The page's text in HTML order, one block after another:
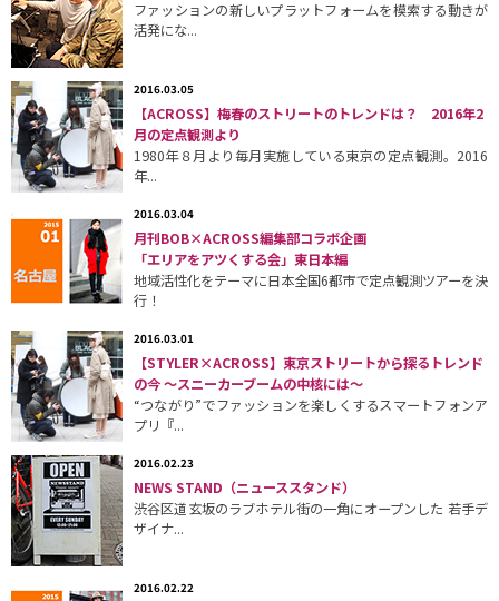
ファッションの新しいプラットフォームを模索する動きが
活発にな...
2016.03.05
【ACROSS】梅春のストリートのトレンドは？ 2016年2
月の定点観測より
1980年８月より毎月実施している東京の定点観測。2016
年...
2016.03.04
月刊BOB×ACROSS編集部コラボ企画
「エリアをアツくする会」東日本編
地域活性化をテーマに日本全国6都市で定点観測ツアーを決
行！
2016.03.01
【STYLER×ACROSS】東京ストリートから探るトレンド
の今 〜スニーカーブームの中核には〜
“つながり”でファッションを楽しくするスマートフォンア
プリ『...
2016.02.23
NEWS STAND（ニューススタンド）
渋谷区道玄坂のラブホテル街の一角にオープンした 若手デ
ザイナ...
2016.02.22